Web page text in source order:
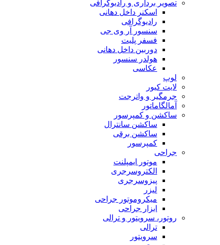
تصویر برداری و رادیوگرافی
اسکنر داخل دهانی
رادیوگرافی
سنسور آر وی جی
فسفر پلیت
دوربین داخل دهانی
هولدر سنسور
عکاسی
لوپ
لایت کیور
جرمگیر و واترجت
آمالگاماتور
ساکشن و کمپرسور
ساکشن سانترال
ساکشن برقی
کمپرسور
جراحی
موتور ایمپلنت
الکتروسرجری
پیزوسرجری
لیزر
میکروموتور جراحی
ابزار جراحی
روتور، سرویتور و ترالی
ترالی
سرویتور